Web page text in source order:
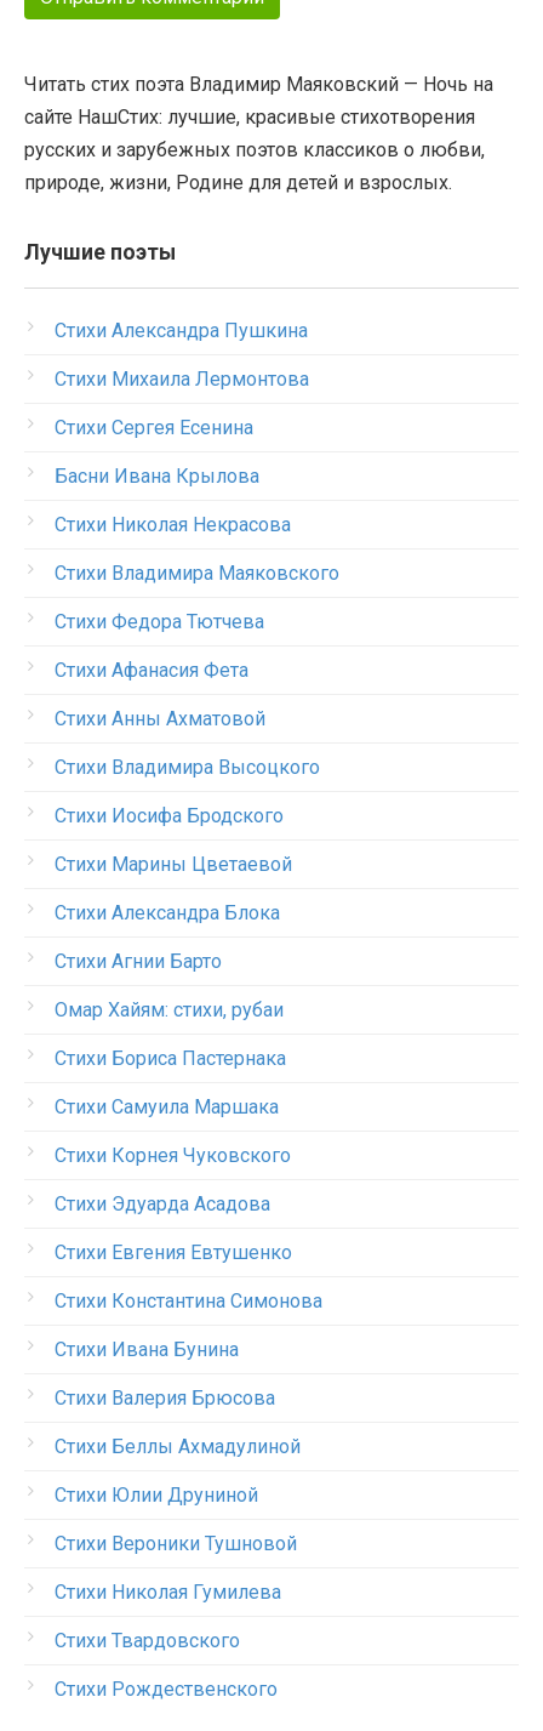
Читать стих поэта Владимир Маяковский — Ночь на
сайте НашСтих: лучшие, красивые стихотворения
русских и зарубежных поэтов классиков о любви,
природе, жизни, Родине для детей и взрослых.
Лучшие поэты
Стихи Александра Пушкина
Стихи Михаила Лермонтова
Стихи Сергея Есенина
Басни Ивана Крылова
Стихи Николая Некрасова
Стихи Владимира Маяковского
Стихи Федора Тютчева
Стихи Афанасия Фета
Стихи Анны Ахматовой
Стихи Владимира Высоцкого
Стихи Иосифа Бродского
Стихи Марины Цветаевой
Стихи Александра Блока
Стихи Агнии Барто
Омар Хайям: стихи, рубаи
Стихи Бориса Пастернака
Стихи Самуила Маршака
Стихи Корнея Чуковского
Стихи Эдуарда Асадова
Стихи Евгения Евтушенко
Стихи Константина Симонова
Стихи Ивана Бунина
Стихи Валерия Брюсова
Стихи Беллы Ахмадулиной
Стихи Юлии Друниной
Стихи Вероники Тушновой
Стихи Николая Гумилева
Стихи Твардовского
Стихи Рождественского